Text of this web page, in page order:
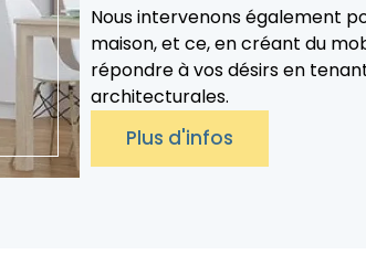
Nous intervenons également
maison, et ce, en créant du
répondre à vos désirs en
architecturales.
Plus d'infos